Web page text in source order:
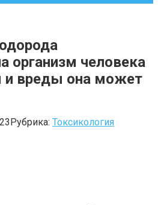
организм человека
и вреды она может
Рубрика: Токсикология